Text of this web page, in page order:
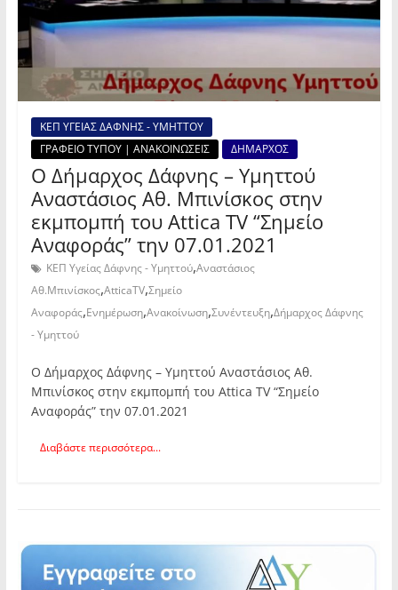
ΚΕΠ ΥΓΕΙΑΣ ΔΑΦΝΗΣ - ΥΜΗΤΤΟΥ
ΓΡΑΦΕΙΟ ΤΥΠΟΥ | ΑΝΑΚΟΙΝΩΣΕΙΣ
ΔΗΜΑΡΧΟΣ
Ο Δήμαρχος Δάφνης – Υμηττού
Αναστάσιος Αθ. Μπινίσκος στην
εκμπομπή του Attica TV “Σημείο
Αναφοράς” την 07.01.2021
ΚΕΠ Υγείας Δάφνης - Υμηττού,Αναστάσιος
Αθ.Μπινίσκος,AtticaTV,Σημείο
Αναφοράς,Ενημέρωση,Ανακοίνωση,Συνέντευξη,Δήμαρχος Δάφνης
- Υμηττού
Ο Δήμαρχος Δάφνης – Υμηττού Αναστάσιος Αθ.
Μπινίσκος στην εκμπομπή του Attica TV “Σημείο
Αναφοράς” την 07.01.2021
Διαβάστε περισσότερα...